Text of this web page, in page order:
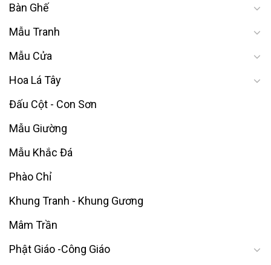
Bàn Ghế
Mẫu Tranh
Mẫu Cửa
Hoa Lá Tây
Đấu Cột - Con Sơn
Mẫu Giường
Mẫu Khắc Đá
Phào Chỉ
Khung Tranh - Khung Gương
Mâm Trần
Phật Giáo -Công Giáo